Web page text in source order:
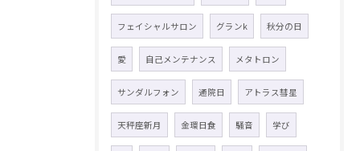
フェイシャルサロン グランk 秋分の日
愛 自己メンテナンス メタトロン
サンダルフォン 通院日 アトラス彗星
天秤座新月 金環日食 騒音 学び